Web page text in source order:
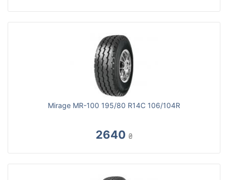
Mirage MR-100 195/80 R14C 106/104R
2640 ₴